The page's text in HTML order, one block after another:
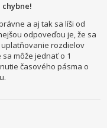
chybne!
a aj tak sa líši od
odpoveďou je, že sa
uplatňovanie rozdielov
môže jednať o 1
časového pásma o